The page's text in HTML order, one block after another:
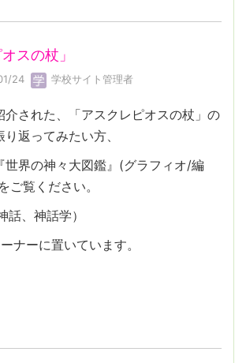
スの杖」
24 学校サイト管理者
介された、「アスクレピオスの杖」の
返ってみたい方、
世界の神々大図鑑』(グラフィオ/編
ご覧ください。
、神話学）
ナーに置いています。